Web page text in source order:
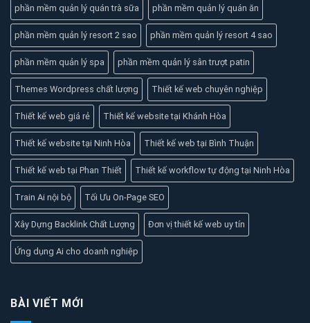
phần mềm quản lý quán trà sữa phần mềm quản lý quán ăn
phần mềm quản lý resort 2 sao phần mềm quản lý resort 4 sao
phần mềm quản lý spa phần mềm quản lý sân trượt patin
Themes Wordpress chất lượng Thiết kế web chuyên nghiệp
Thiết kế web giá rẻ Thiết kế website tại Khánh Hòa
Thiết kế website tại Ninh Hòa Thiết kế web tại Bình Thuận
Thiết kế web tại Phan Thiết Thiết kế workflow tự động tại Ninh Hòa
Train Ai nội bộ Tối Ưu On-Page SEO
Xây Dựng Backlink Chất Lượng Đơn vị thiết kế web uy tín
Ứng dụng Ai cho doanh nghiệp
BÀI VIẾT MỚI